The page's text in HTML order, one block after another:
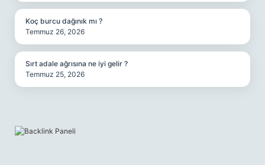
Koç burcu dağınık mı ?
Temmuz 26, 2026
Sırt adale ağrısına ne iyi gelir ?
Temmuz 25, 2026